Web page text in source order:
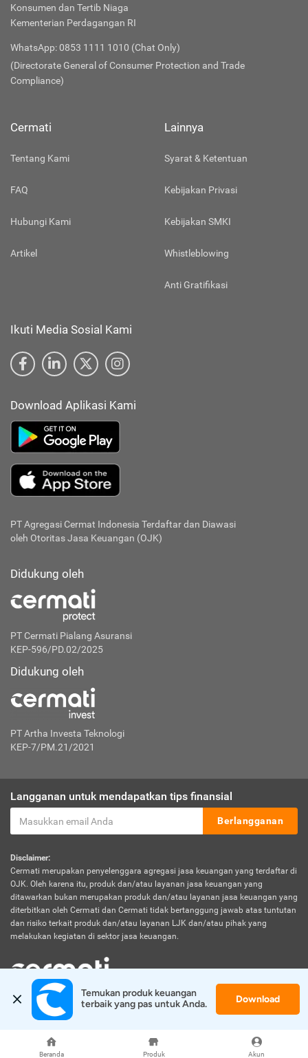
Beranda Produk Akun
Konsumen dan Tertib Niaga
Kementerian Perdagangan RI
WhatsApp: 0853 1111 1010 (Chat Only)
(Directorate General of Consumer Protection and Trade
Compliance)
Cermati
Tentang Kami
FAQ
Hubungi Kami
Artikel
Lainnya
Syarat & Ketentuan
Kebijakan Privasi
Kebijakan SMKI
Whistleblowing
Anti Gratifikasi
Ikuti Media Sosial Kami
Download Aplikasi Kami
PT Agregasi Cermat Indonesia Terdaftar dan Diawasi
oleh Otoritas Jasa Keuangan (OJK)
Didukung oleh
PT Cermati Pialang Asuransi
KEP-596/PD.02/2025
Didukung oleh
PT Artha Investa Teknologi
KEP-7/PM.21/2021
Langganan untuk mendapatkan tips finansial
Berlangganan
Disclaimer:
Cermati merupakan penyelenggara agregasi jasa keuangan yang terdaftar di
OJK. Oleh karena itu, produk dan/atau layanan jasa keuangan yang
ditawarkan bukan merupakan produk dan/atau layanan jasa keuangan yang
diterbitkan oleh Cermati dan Cermati tidak bertanggung jawab atas tuntutan
dan risiko terkait produk dan/atau layanan LJK dan/atau pihak yang
melakukan kegiatan di sektor jasa keuangan.
© 2026 Cermati. All Rights Reserved.
Temukan produk keuangan
terbaik yang pas untuk Anda.
Download